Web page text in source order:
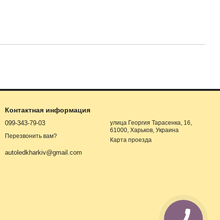
Контактная информация
099-343-79-03
Перезвонить вам?
autoledkharkiv@gmail.com
улица Георгия Тарасенка, 16,
61000, Харьков, Украина
Карта проезда